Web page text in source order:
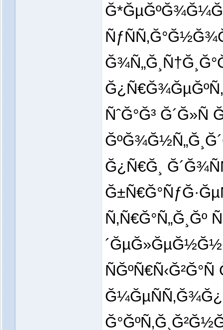
ÑˆĞ°Ğ³
Ğ¿Ñ€Ğ¸
Ñ‚Ñ€Ğ°Ñ„Ğ¸Ğº